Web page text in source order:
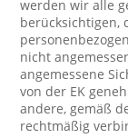
werden wir alle
berücksichtigen,
nicht
angemessene
von der EK
andere, gemäß
rechtmäßig